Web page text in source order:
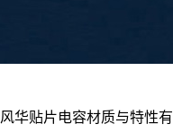
风华贴片电容材质与特性